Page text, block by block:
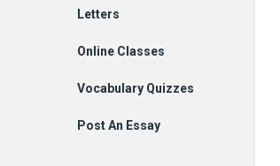
Letters
Online Classes
Vocabulary Quizzes
Post An Essay